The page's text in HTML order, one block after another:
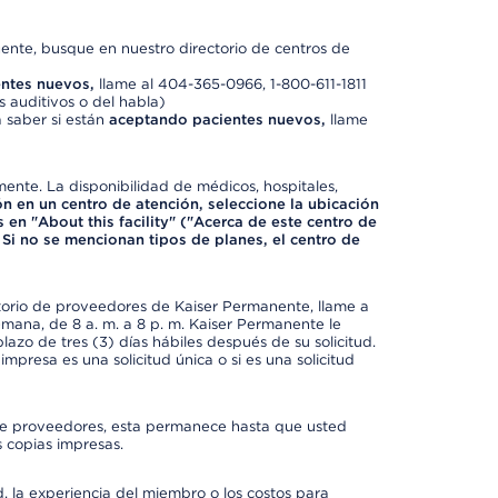
busque en nuestro directorio de centros de
nuevos, llame al 404-365-0966, 1-800-611-1811
auditivos o del habla)
si están aceptando pacientes nuevos, llame
La disponibilidad de médicos, hospitales,
en un centro de atención, seleccione la ubicación
"About this facility" ("Acerca de este centro de
no se mencionan tipos de planes, el centro de
de proveedores de Kaiser Permanente, llame a
de 8 a. m. a 8 p. m. Kaiser Permanente le
de tres (3) días hábiles después de su solicitud.
es una solicitud única o si es una solicitud
proveedores, esta permanece hasta que usted
impresas.
la experiencia del miembro o los costos para